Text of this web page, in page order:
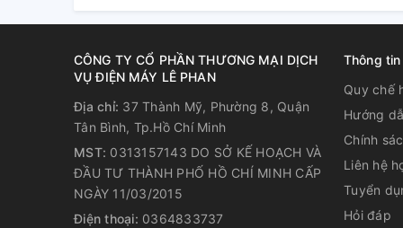
CÔNG TY CỔ PHẦN THƯƠNG MẠI DỊCH
VỤ ĐIỆN MÁY LÊ PHAN
Địa chỉ: 37 Thành Mỹ, Phường 8, Quận
Tân Bình, Tp.Hồ Chí Minh
MST: 0313157143 DO SỞ KẾ HOẠCH VÀ
ĐẦU TƯ THÀNH PHỐ HỒ CHÍ MINH CẤP
NGÀY 11/03/2015
Điện thoại: 0364833737
Thông
Quy chế
Hướng
Chính
Liên hệ
Tuyển
Hỏi đáp